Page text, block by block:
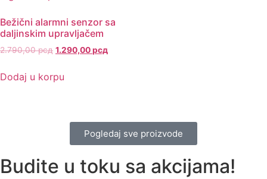
Bežični alarmni senzor sa
daljinskim upravljačem
2.790,00рсд 1.290,00рсд
Dodaj u korpu
Pogledaj sve proizvode
Budite u toku sa akcijama!